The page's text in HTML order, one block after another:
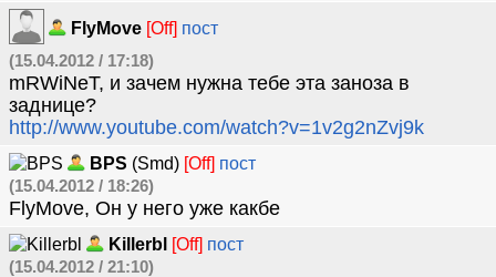
FlyMove [Off] пост
(15.04.2012 / 17:18)
mRWiNeT, и зачем нужна тебе эта заноза в
заднице?
http://www.youtube.com/watch?v=1v2g2nZvj9k
BPS (Smd) [Off] пост
(15.04.2012 / 18:26)
FlyMove, Он у него уже какбе
Killerbl [Off] пост
(15.04.2012 / 21:10)